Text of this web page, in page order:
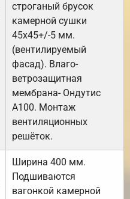
строганый брусок
камерной сушки
45х45+/-5 мм.
(вентилируемый
фасад). Влаго-
ветрозащитная
мембрана- Ондутис
А100. Монтаж
вентиляционных
решёток.
Ширина 400 мм.
Подшиваются
вагонкой камерной